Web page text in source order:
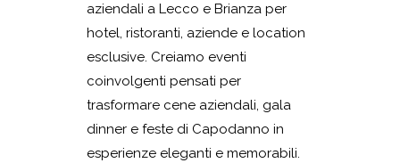
aziendali a Lecco e Brianza per
hotel, ristoranti, aziende e location
esclusive. Creiamo eventi
coinvolgenti pensati per
trasformare cene aziendali, gala
dinner e feste di Capodanno in
esperienze eleganti e memorabili.